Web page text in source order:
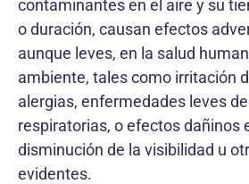
contaminantes en el aire y su
o duración, causan efectos
aunque leves, en la salud
ambiente, tales como irritación
alergias, enfermedades leves
respiratorias, o efectos dañinos
disminución de la visibilidad u
evidentes.